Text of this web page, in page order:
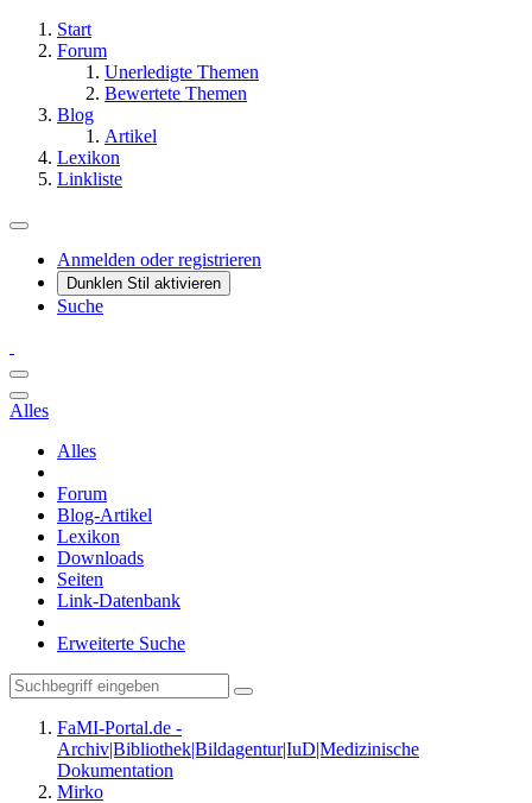
Start
Forum
Unerledigte Themen
Bewertete Themen
Blog
Artikel
Lexikon
Linkliste
Anmelden oder registrieren
Dunklen Stil aktivieren
Suche
Alles
Alles
Forum
Blog-Artikel
Lexikon
Downloads
Seiten
Link-Datenbank
Erweiterte Suche
FaMI-Portal.de -
Archiv|Bibliothek|Bildagentur|IuD|Medizinische
Dokumentation
Mirko